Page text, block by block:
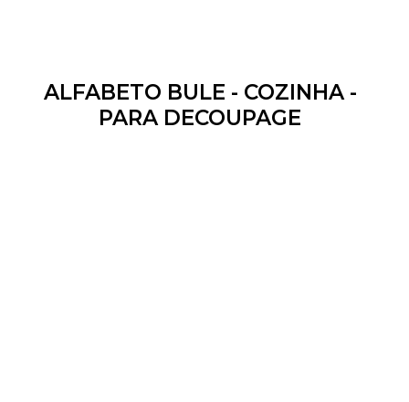
ALFABETO BULE - COZINHA -
PARA DECOUPAGE